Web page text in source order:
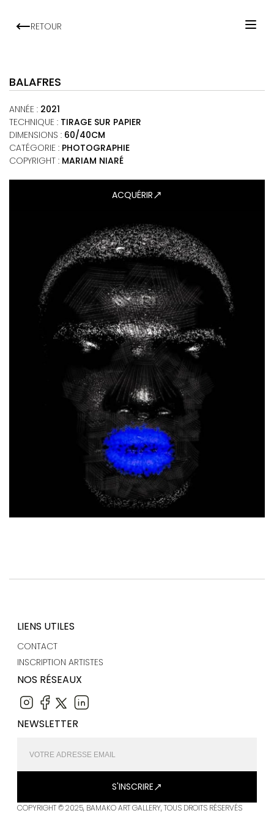
RETOUR
VIEWING ROOM
MALI ART CLUB
ART'ACTU
À PROPOS
BALAFRES
ANNÉE : 2021
TECHNIQUE : TIRAGE SUR PAPIER
DIMENSIONS : 60/40CM
CATÉGORIE : PHOTOGRAPHIE
COPYRIGHT : MARIAM NIARÉ
ACQUÉRIR
LIENS UTILES
CONTACT
INSCRIPTION ARTISTES
NOS RÉSEAUX
NEWSLETTER
S'INSCRIRE
COPYRIGHT © 2025, BAMAKO ART GALLERY, TOUS DROITS RÉSERVÉS